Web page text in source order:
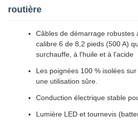
routière
Câbles de démarrage robustes
calibre 6 de 8,2 pieds (500 A)
surchauffe, à l'huile et à l'acide
Les poignées 100 % isolées
une utilisation sûre.
Conduction électrique stable
Lumière LED et tournevis